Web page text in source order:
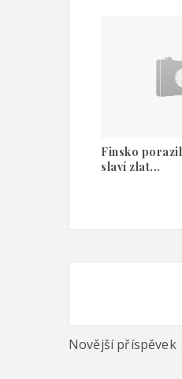
Finsko
slaví zlat...
Novější příspěvek